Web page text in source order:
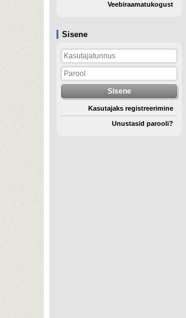
Sisene
Kasutajaks registreerimine
Unustasid parooli?
Veebiraamatukogust